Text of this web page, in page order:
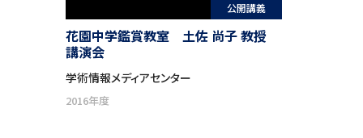
公開講義
花園中学鑑賞教室 土佐 尚子 教授
講演会
学術情報メディアセンター
2016年度